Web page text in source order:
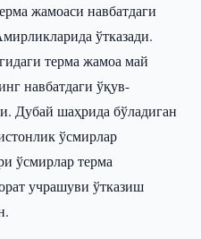
жамоаси навбатдаги
ўтказади.
терма жамоа май
навбатдаги ўқув-
Дубай шаҳрида бўладиган
ўсмирлар
ўсмирлар терма
учрашуви ўтказиш